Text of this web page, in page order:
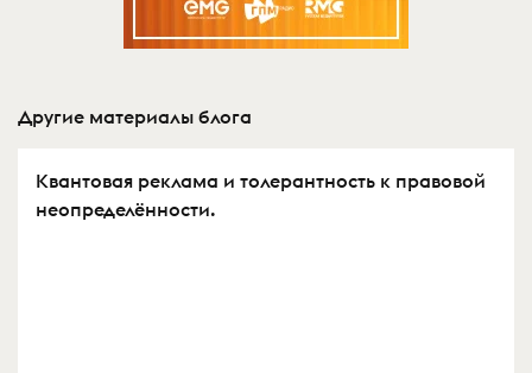
Другие материалы блога
Квантовая реклама и толерантность к правовой
неопределённости.